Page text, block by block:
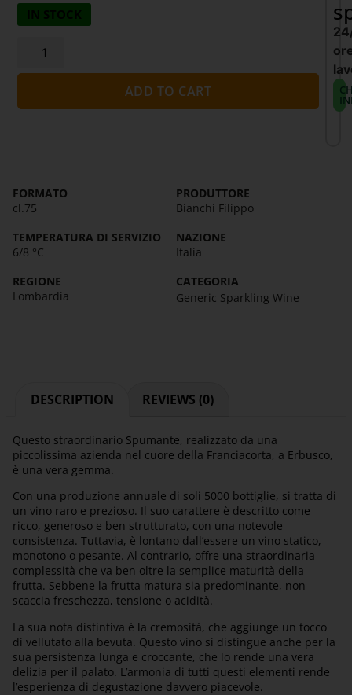
IN STOCK
ADD TO CART
FORMATO
cl.75
PRODUTTORE
Bianchi Filippo
TEMPERATURA DI SERVIZIO
6/8 °C
NAZIONE
Italia
REGIONE
Lombardia
CATEGORIA
Generic Sparkling Wine
DESCRIPTION REVIEWS (0)
Questo straordinario Spumante, realizzato da una
piccolissima azienda nel cuore della Franciacorta, a Erbusco,
è una vera gemma.
Con una produzione annuale di soli 5000 bottiglie, si tratta di
un vino raro e prezioso. Il suo carattere è descritto come
ricco, generoso e ben strutturato, con una notevole
consistenza. Tuttavia, è lontano dall’essere un vino statico,
monotono o pesante. Al contrario, offre una straordinaria
complessità che va ben oltre la semplice maturità della
frutta. Sebbene la frutta matura sia predominante, non
scaccia freschezza, tensione o acidità.
La sua nota distintiva è la cremosità, che aggiunge un tocco
di vellutato alla bevuta. Questo vino si distingue anche per la
sua persistenza lunga e croccante, che lo rende una vera
delizia per il palato. L’armonia di tutti questi elementi rende
l’esperienza di degustazione davvero piacevole.